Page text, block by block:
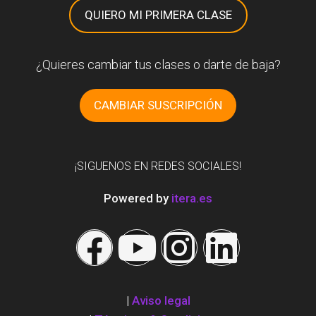
QUIERO MI PRIMERA CLASE
¿Quieres cambiar tus clases o darte de baja?
CAMBIAR SUSCRIPCIÓN
¡SIGUENOS EN REDES SOCIALES!
Powered by itera.es
| Aviso legal